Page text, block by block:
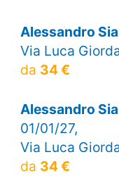
Alessandro
Via Luca
da 34 €
Alessandro
01/01/27,
Via Luca
da 34 €